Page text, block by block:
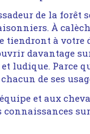
de la forêt
À
tiendront à votre
davantage
ludique. Parce
de ses
et aux
connaissances